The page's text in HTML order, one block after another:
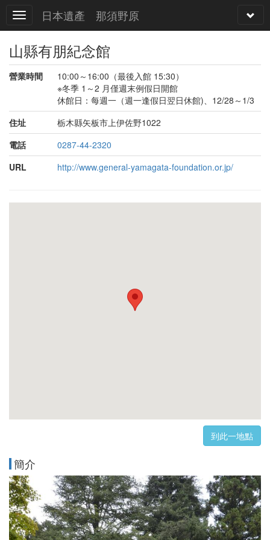
日本遺產 那須野原
山縣有朋紀念館
營業時間
10:00～16:00（最後入館 15:30）
※冬季 1～2 月僅週末例假日開館
休館日：每週一（週一逢假日翌日休館)、12/28～1/3
住址
栃木縣矢板市上伊佐野1022
電話
0287-44-2320
URL
http://www.general-yamagata-foundation.or.jp/
到此一地點
簡介